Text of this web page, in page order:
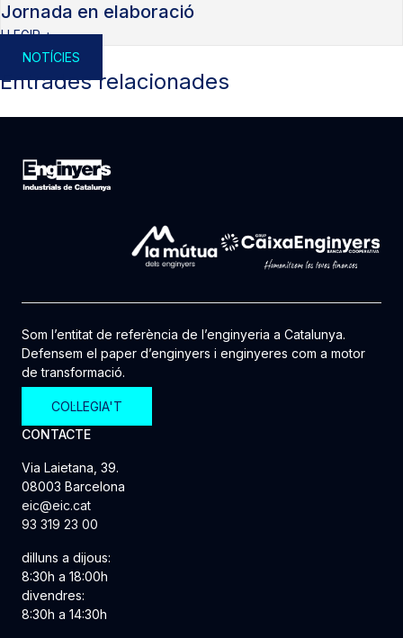
Jornada en elaboració
LLEGIR +
NOTÍCIES
Entrades relacionades
Som l’entitat de referència de l’enginyeria a Catalunya.
Defensem el paper d’enginyers i enginyeres com a motor
de transformació.
COL·LEGIA'T
CONTACTE
Via Laietana, 39.
08003 Barcelona
eic@eic.cat
93 319 23 00
dilluns a dijous:
8:30h a 18:00h
divendres:
8:30h a 14:30h